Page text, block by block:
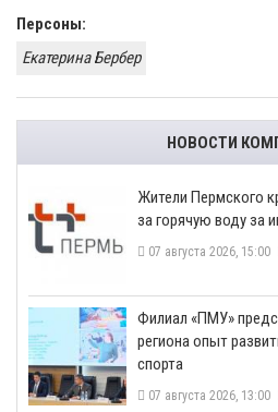
Персоны:
Екатерина Бербер
НОВОСТИ
​Жители Пермского
за горячую воду за
07 августа 2026, 15:00
​Филиал «ПМУ»
региона опыт
спорта
07 августа 2026, 13:00